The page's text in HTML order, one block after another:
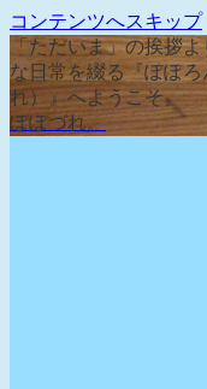
コンテンツへスキップ
「ただいま」の挨拶
な日常を綴る『ぽぽ
れ）』へようこそ。
ぽぽづれ。